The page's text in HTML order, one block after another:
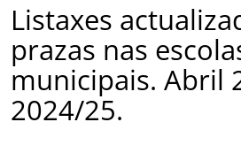
Listaxes
prazas nas
municipais. Abril
2024/25.